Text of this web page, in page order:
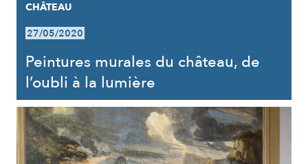
CHÂTEAU
27/05/2020
Peintures murales du château, de
l’oubli à la lumière